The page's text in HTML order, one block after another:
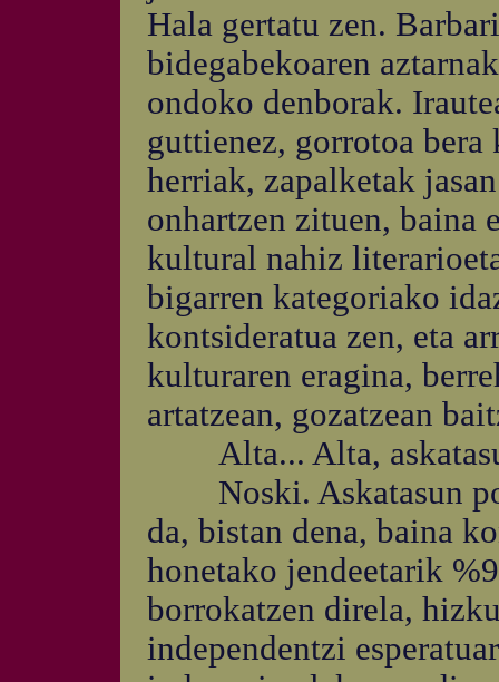
Hala gertatu zen.
bidegabekoaren
ondoko denborak.
guttienez, gorrotoa
herriak, zapalketak
onhartzen zituen, baina
kultural nahiz
bigarren kategoriako
kontsideratua zen, eta
kulturaren eragina,
artatzean, gozatzean
Alta... Alta,
Noski. Askatasun
da, bistan dena, baina
honetako jendeetarik
borrokatzen direla,
independentzi